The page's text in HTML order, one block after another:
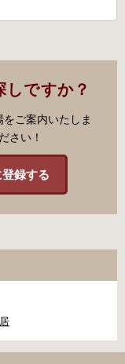
ですか？
ご案内いたしま
さい！
録する